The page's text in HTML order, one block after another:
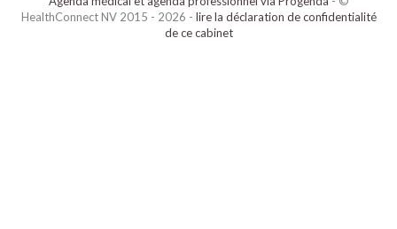
HealthConnect NV 2015 - 2026 - lire la déclaration de confidentialité
de ce cabinet